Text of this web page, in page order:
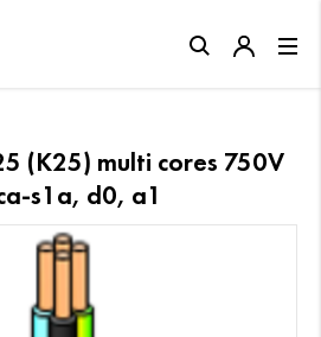
(K25) multi cores 750V
s1a, d0, a1
Close